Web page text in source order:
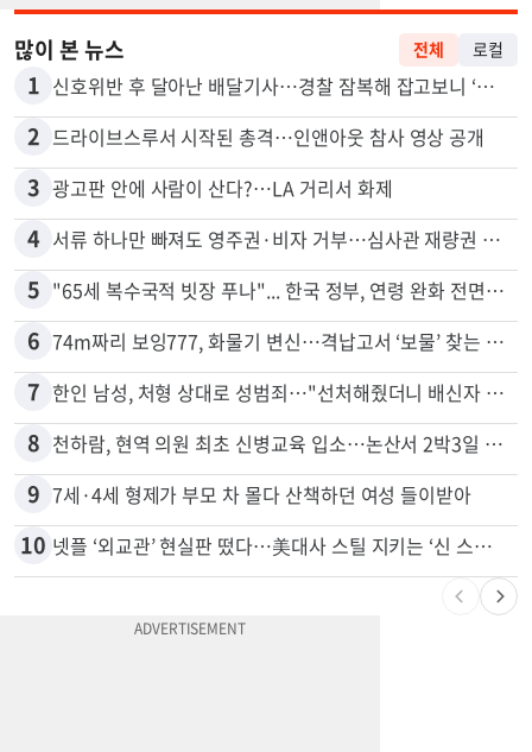
많이 본 뉴스
1 신호위반 후 달아난 배달기사…경찰 잠복해 잡고보니 ‘반전’
2 드라이브스루서 시작된 총격…인앤아웃 참사 영상 공개
3 광고판 안에 사람이 산다?…LA 거리서 화제
4 서류 하나만 빠져도 영주권·비자 거부…심사관 재량권 대폭 확대
5 "65세 복수국적 빗장 푸나"... 한국 정부, 연령 완화 전면 추진
6 74m짜리 보잉777, 화물기 변신…격납고서 ‘보물’ 찾는 인천공항
7 한인 남성, 처형 상대로 성범죄…"선처해줬더니 배신자 취급"
8
9 7세·4세 형제가 부모 차 몰다 산책하던 여성 들이받아
넷플 ‘외교관’ 현실판 떴다…美대사 스틸 지키는 ‘신 스틸러’